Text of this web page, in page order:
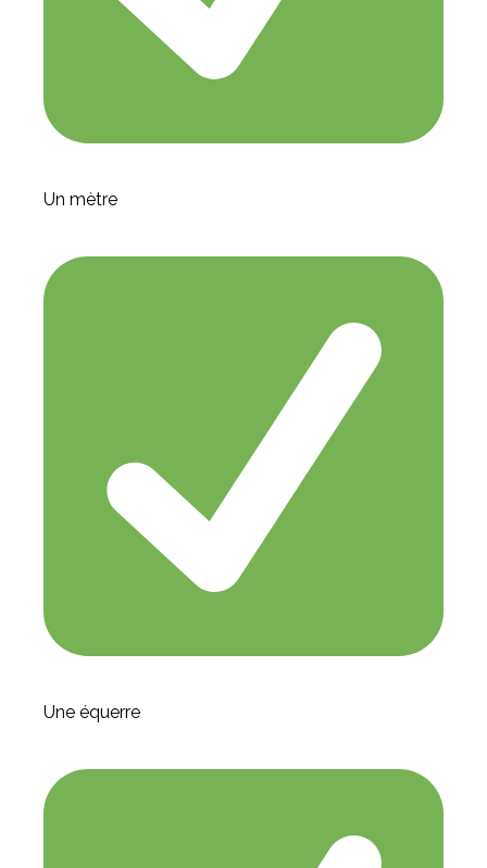
Un mètre
Une équerre